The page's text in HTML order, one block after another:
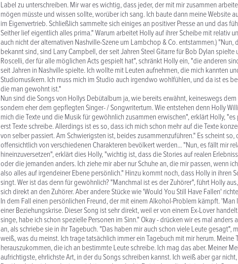
Label zu unterschreiben. Mir war es wichtig, dass jeder, der mit mir zusammen
mögen müsste und wissen sollte, worüber ich sang. Ich baute dann meine Website
im Eigenvertrieb. Schließlich sammelte sich einiges an positiver Presse an und das
Seither lief eigentlich alles prima." Warum arbeitet Holly auf ihrer Scheibe mit relativ
auch nicht der alternativen Nashville-Szene um Lambchop & Co. entstammen.) "Nun,
bekannt sind, sind Larry Campbell, der seit Jahren Steel Gitarre für Bob Dylan
Roscelli, der für alle möglichen Acts gespielt hat", schränkt Holly ein, "die anderen
seit Jahren in Nashville spielte. Ich wollte mit Leuten aufnehmen, die mich kannten
Studiomusikern. Ich muss mich im Studio auch irgendwo wohlfühlen, und da ist es
die man gewohnt ist."
Nun sind die Songs von Hollys Debütalbum ja, wie bereits erwähnt, keineswegs
sondern eher dem gepflegten Singer- / Songwritertum. Wie entstehen denn Holly
mich die Texte und die Musik für gewöhnlich zusammen erwischen", erklärt Holly, "es
erst Texte schreibe. Allerdings ist es so, dass ich mich schon mehr auf die Texte
von selber passiert. Am Schwierigsten ist, beides zusammenzuführen." Es scheint so,
offensichtlich von verschiedenen Charakteren bevölkert werden... "Nun, es fällt mir
hineinzuversetzen", erklärt dies Holly, "wichtig ist, dass die Stories auf realen
oder die jemanden anders. Ich ziehe mir aber nur Schuhe an, die mir passen, wenn
also alles auf irgendeiner Ebene persönlich." Hinzu kommt noch, dass Holly in ihren
singt. Wer ist das denn für gewöhnlich? "Manchmal ist es der Zuhörer", führt Holly
sich direkt an den Zuhörer. Aber andere Stücke wie 'Would You Still Have Fallen'
In dem Fall einen persönlichen Freund, der mit einem Alkohol-Problem kämpft.
einer Beziehungskrise. Dieser Song ist sehr direkt, weil er von einem Ex-Lover
singe, habe ich schon spezielle Personen im Sinn." Okay - drücken wir es mal anders
an, als schriebe sie in ihr Tagebuch. "Das haben mir auch schon viele Leute gesagt",
weiß, was du meinst. Ich trage tatsächlich immer ein Tagebuch mit mir herum. Meine
herauszukommen, die ich an bestimmte Leute schreibe. Ich mag das aber. Meiner
aufrichtigste, ehrlichste Art, in der du Songs schreiben kannst. Ich weiß aber gar